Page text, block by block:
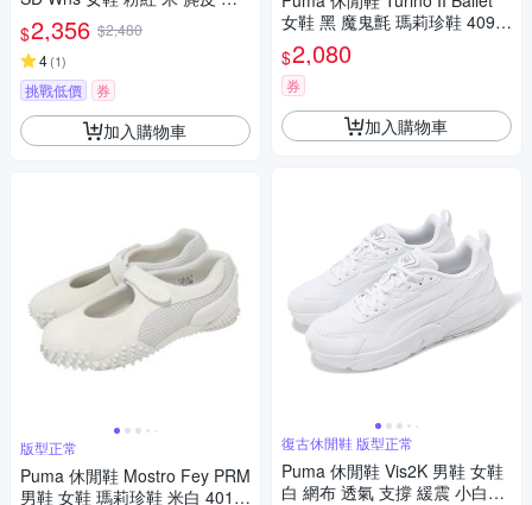
蕾舞鞋 40128701
$2,356 $2,480
4(1)
挑戰低價 券
加入購物車
版型正常
Puma 休閒鞋 Mostro Fey PRM
男鞋 女鞋 瑪莉珍鞋 米白 4010
女鞋 黑 魔鬼氈 瑪莉珍鞋 4090
79-02
$2,080
券
加入購物車
復古休閒鞋 版型正常
Puma 休閒鞋 Vis2K 男鞋 女鞋
白 網布 透氣 支撐 緩震 小白鞋